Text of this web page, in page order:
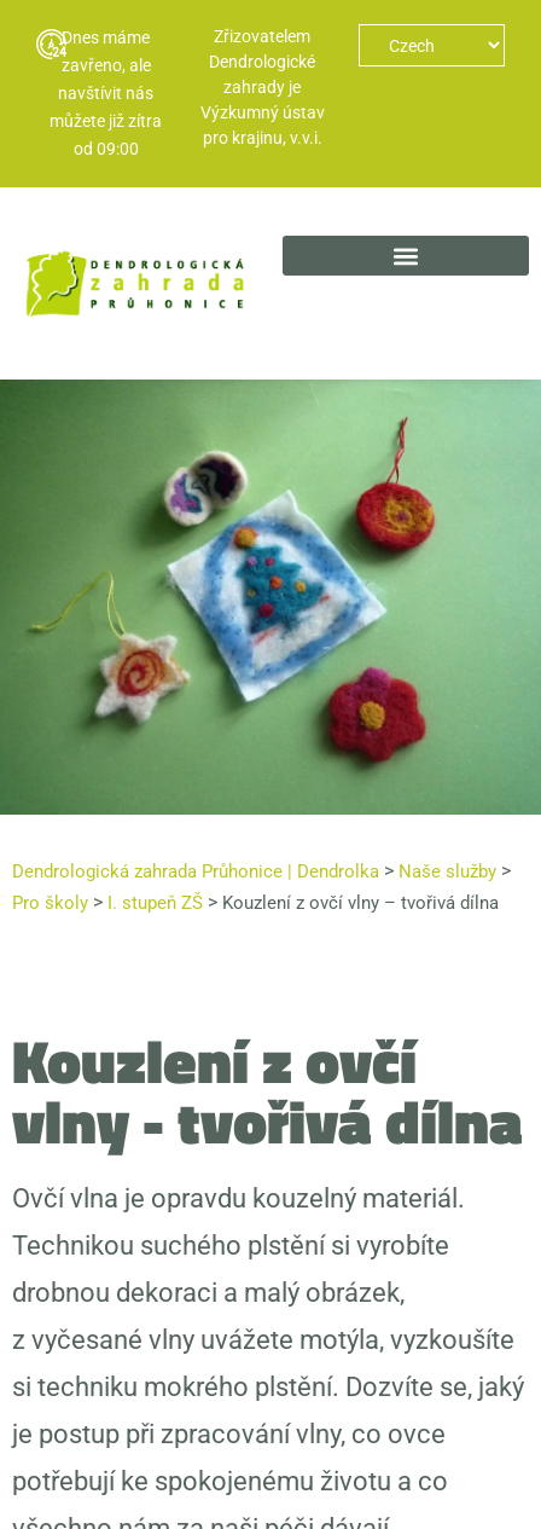
Dnes máme
zavřeno, ale
navštívit nás
můžete již zítra
od 09:00
Zřizovatelem
Dendrologické
zahrady je
Výzkumný ústav
pro krajinu, v.v.i.
Dendrologická zahrada Průhonice | Dendrolka > Naše služby >
Pro školy > I. stupeň ZŠ > Kouzlení z ovčí vlny – tvořivá dílna
Kouzlení z ovčí
vlny - tvořivá dílna
Ovčí vlna je opravdu kouzelný materiál.
Technikou suchého plstění si vyrobíte
drobnou dekoraci a malý obrázek,
z vyčesané vlny uvážete motýla, vyzkoušíte
si techniku mokrého plstění. Dozvíte se, jaký
je postup při zpracování vlny, co ovce
potřebují ke spokojenému životu a co